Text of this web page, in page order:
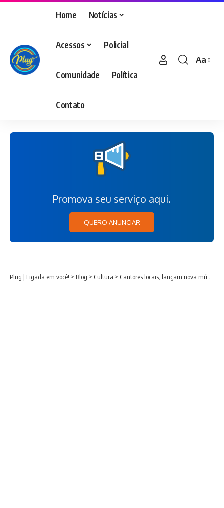
Home Notícias
Acessos Policial
Comunidade Política
Contato
Aa
Promova seu serviço aqui.
QUERO ANUNCIAR
Plug | Ligada em você! > Blog > Cultura > Cantores locais, lançam nova música